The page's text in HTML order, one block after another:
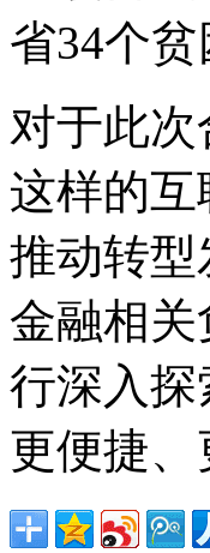
省34个
对于此
这样的
推动转
金融相
行深入
更便捷